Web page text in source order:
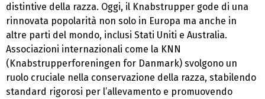
distintive della razza. Oggi, il Knabstrupper gode di una
rinnovata popolarità non solo in Europa ma anche in
altre parti del mondo, inclusi Stati Uniti e Australia.
Associazioni internazionali come la KNN
(Knabstrupperforeningen for Danmark) svolgono un
ruolo cruciale nella conservazione della razza, stabilendo
standard rigorosi per l’allevamento e promuovendo